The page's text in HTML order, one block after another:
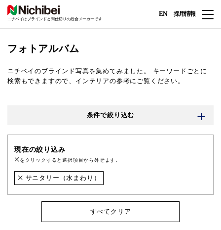
ニチベイはブラインドと間仕切りの総合メーカーです
EN 採用情報
フォトアルバム
ニチベイのブラインド写真を集めてみました。
キーワードごとに
検索もできますので、インテリアの参考にご覧ください。
条件で絞り込む
現在の絞り込み
をクリックすると選択項目から外せます。
サニタリー（水まわり）
すべてクリア